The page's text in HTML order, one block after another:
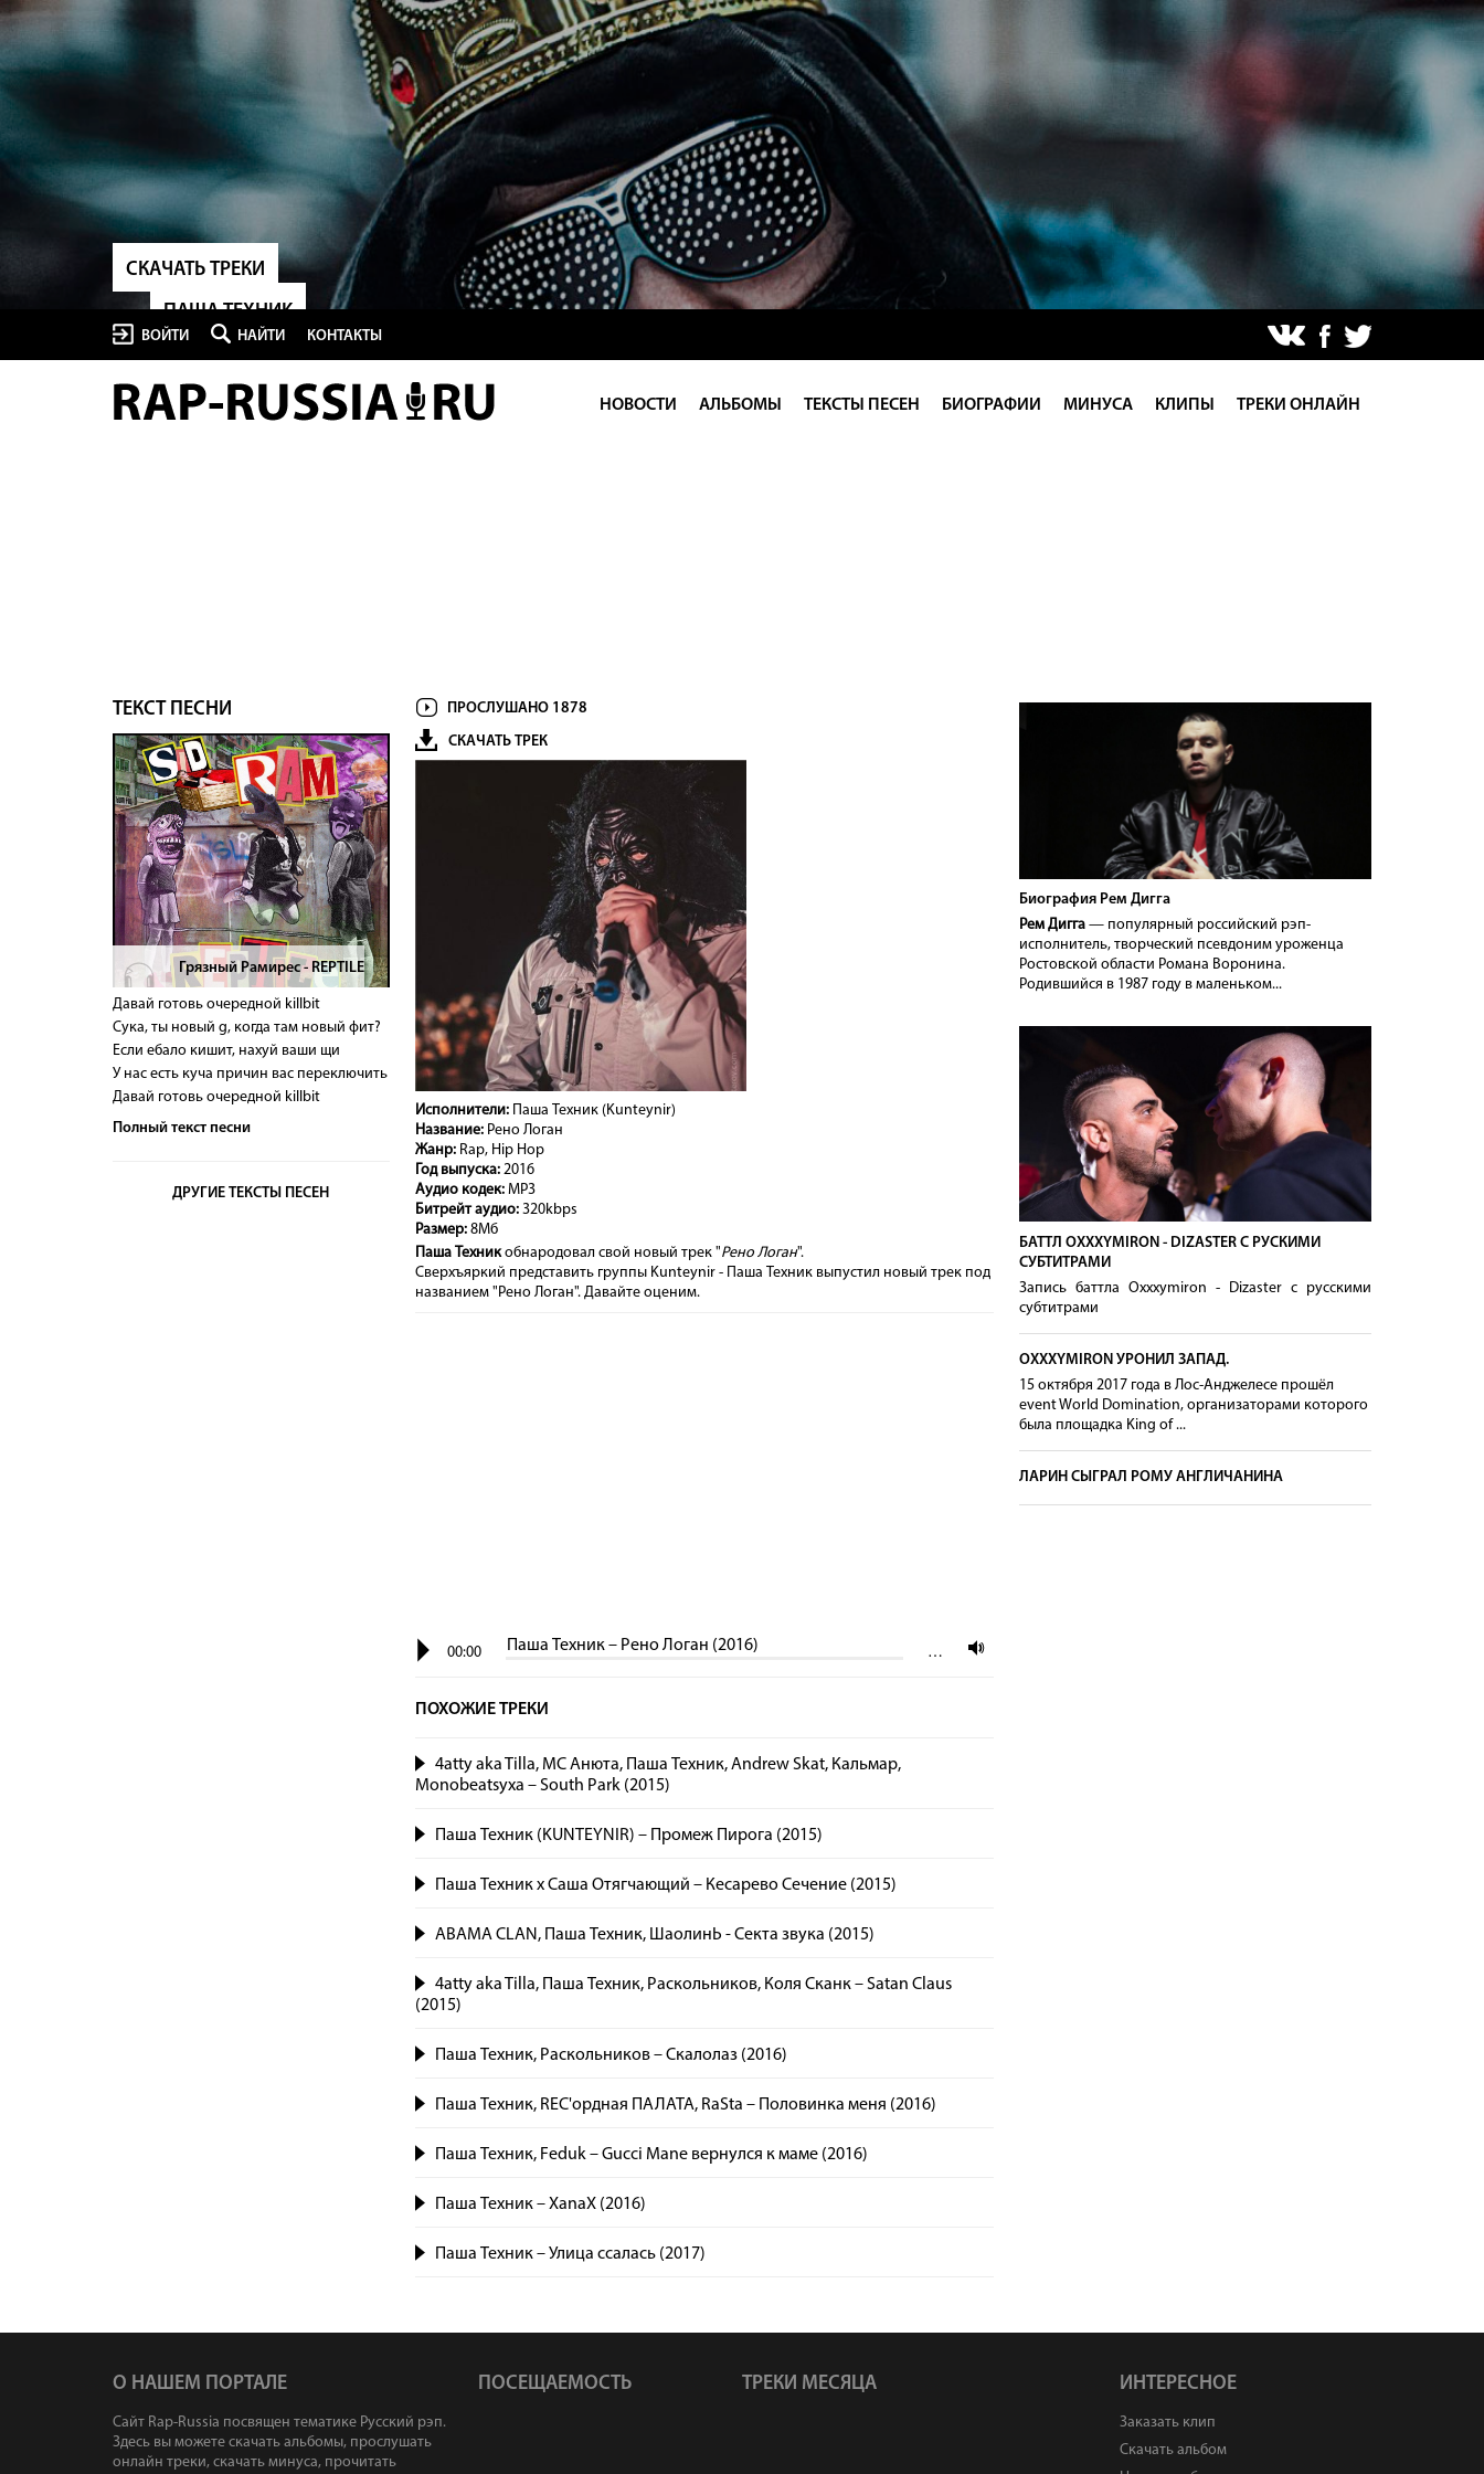
ВОЙТИ НАЙТИ КОНТАКТЫ
НОВОСТИ АЛЬБОМЫ ТЕКСТЫ ПЕСЕН БИОГРАФИИ МИНУСА КЛИПЫ ТРЕКИ ОНЛАЙН
СКАЧАТЬ ТРЕКИ
ПАША ТЕХНИК
ТЕКСТ ПЕСНИ
> Грязный Рамирес - REPTILE
Давай готовь очередной killbit
Сука, ты новый g, когда там новый фит?
Если ебало кишит, нахуй ваши щи
У нас есть куча причин вас переключить
Давай готовь очередной killbit
Полный текст песни
ДРУГИЕ ТЕКСТЫ ПЕСЕН
ПРОСЛУШАНО 1878
СКАЧАТЬ ТРЕК
Исполнители:Паша Техник (Kunteynir)
Название:Рено Логан
Жанр:Rap, Hip Hop
Год выпуска:2016
Аудио кодек:MP3
Битрейт аудио:320kbps
Размер:8Мб
Паша Техникобнародовал свой новый трек "Рено Логан".
Сверхъяркий представить группы Kunteynir - Паша Техник выпустил новый трек под
названием "Рено Логан". Давайте оценим.
Паша Техник – Рено Логан (2016)
00:00 …
ПОХОЖИЕ ТРЕКИ
4atty aka Tilla, МС Анюта, Паша Техник, Andrew Skat, Кальмар,
Monobeatsyxa – South Park (2015)
Паша Техник (KUNTEYNIR) – Промеж Пирога (2015)
Паша Техник x Саша Отягчающий – Кесарево Сечение (2015)
ABAMA CLAN, Паша Техник, ШаолинЬ - Секта звука (2015)
4atty aka Tilla, Паша Техник, Раскольников, Коля Сканк – Satan Claus
(2015)
Паша Техник, Раскольников – Скалолаз (2016)
Паша Техник, REC'ордная ПАЛАТА, RaSta – Половинка меня (2016)
Паша Техник, Feduk – Gucci Mane вернулся к маме (2016)
Паша Техник – XanaX (2016)
Паша Техник – Улица ссалась (2017)
Биография Рем Дигга
Рем Дигга— популярный российский рэп-
исполнитель, творческий псевдоним уроженца
Ростовской области Романа Воронина.
Родившийся в 1987 году в маленьком...
БАТТЛ OXXXYMIRON - DIZASTER С РУСКИМИ
СУБТИТРАМИ
Запись баттла Oxxxymiron - Dizaster с русскими
субтитрами
OXXXYMIRON УРОНИЛ ЗАПАД.
15 октября 2017 года в Лос-Анджелесе прошёл
event World Domination, организаторами которого
была площадка King of ...
ЛАРИН СЫГРАЛ РОМУ АНГЛИЧАНИНА
О НАШЕМ ПОРТАЛЕ
Сайт Rap-Russia посвящен тематике Русский рэп.
Здесь вы можете скачать альбомы, прослушать
онлайн треки, скачать минуса, прочитать
ПОСЕЩАЕМОСТЬ ТРЕКИ МЕСЯЦА ИНТЕРЕСНОЕ
Заказать клип
Скачать альбом